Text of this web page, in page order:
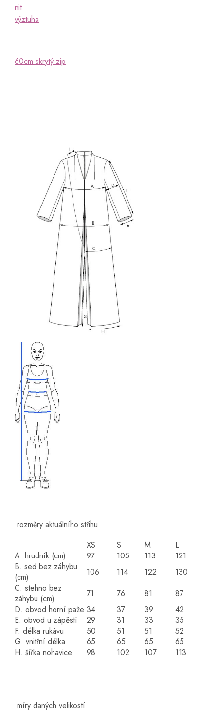
nit
výztuha
60cm skrytý zip
rozměry aktuálního střihu
XS
S M
L
A. hrudník (cm)
97 105 113
121
B. sed bez záhybu
(cm)
106 114 122
130
C. stehno bez
záhybu (cm)
71 76 81
87
D. obvod horní paže 34 37 39
42
E. obvod u zápěstí
29 31 33
35
F. délka rukávu
50 51 51
52
G. vnitřní délka
65 65 65
65
H. šířka nohavice
98 102 107 113
míry daných velikostí